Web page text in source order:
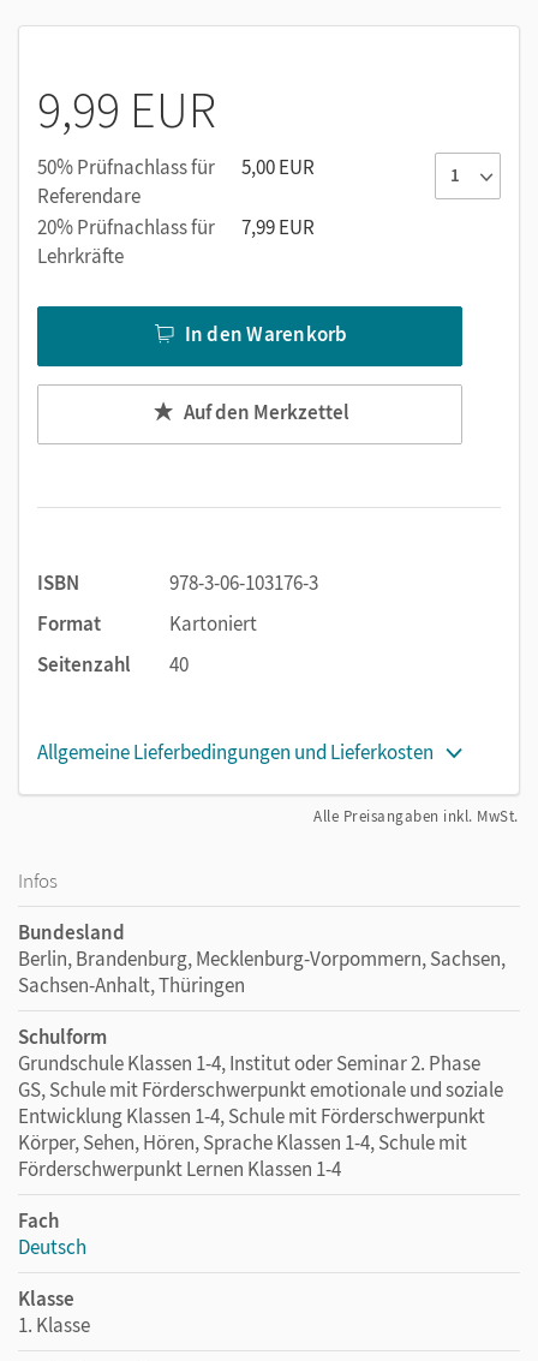
9,99 EUR
50% Prüfnachlass für
Referendare
5,00 EUR
20% Prüfnachlass für
Lehrkräfte
7,99 EUR
In den Warenkorb
Auf den Merkzettel
ISBN
978-3-06-103176-3
Format
Kartoniert
Seitenzahl
40
Allgemeine Lieferbedingungen und Lieferkosten
Alle Preisangaben inkl. MwSt.
Infos
Bundesland
Berlin, Brandenburg, Mecklenburg-Vorpommern, Sachsen,
Sachsen-Anhalt, Thüringen
Schulform
Grundschule Klassen 1-4, Institut oder Seminar 2. Phase
GS, Schule mit Förderschwerpunkt emotionale und soziale
Entwicklung Klassen 1-4, Schule mit Förderschwerpunkt
Körper, Sehen, Hören, Sprache Klassen 1-4, Schule mit
Förderschwerpunkt Lernen Klassen 1-4
Fach
Deutsch
Klasse
1. Klasse